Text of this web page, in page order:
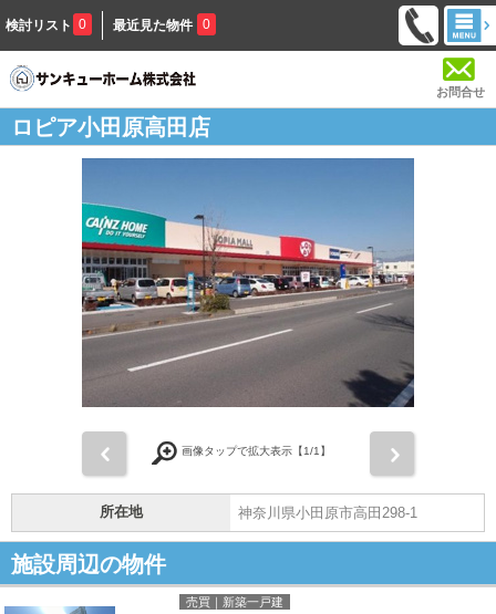
検討リスト 0 最近見た物件 0
お問合せ
ロピア小田原高田店
画像タップで拡大表示【1/1】
所在地 神奈川県小田原市高田298-1
施設周辺の物件
売買｜新築一戸建